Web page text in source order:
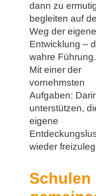
dann zu
begleiten auf
Weg der
Entwicklung –
wahre Führung.
Mit einer der
vornehmsten
Aufgaben:
unterstützen,
eigene
wieder
Schulen